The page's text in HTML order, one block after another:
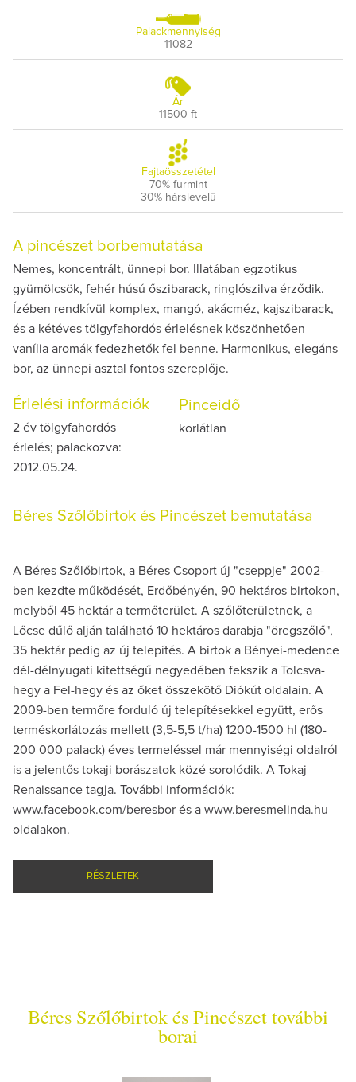
Palackmennyiség
11082
Ár
11500 ft
Fajtaösszetétel
70% furmint
30% hárslevelű
A pincészet borbemutatása
Nemes, koncentrált, ünnepi bor. Illatában egzotikus
gyümölcsök, fehér húsú őszibarack, ringlószilva érződik.
Ízében rendkívül komplex, mangó, akácméz, kajszibarack,
és a kétéves tölgyfahordós érlelésnek köszönhetően
vanília aromák fedezhetők fel benne. Harmonikus, elegáns
bor, az ünnepi asztal fontos szereplője.
Érlelési információk
2 év tölgyfahordós
érlelés; palackozva:
2012.05.24.
Pinceidő
korlátlan
Béres Szőlőbirtok és Pincészet bemutatása
A Béres Szőlőbirtok, a Béres Csoport új "cseppje" 2002-
ben kezdte működését, Erdőbényén, 90 hektáros birtokon,
melyből 45 hektár a termőterület. A szőlőterületnek, a
Lőcse dűlő alján található 10 hektáros darabja "öregszőlő",
35 hektár pedig az új telepítés. A birtok a Bényei-medence
dél-délnyugati kitettségű negyedében fekszik a Tolcsva-
hegy a Fel-hegy és az őket összekötő Diókút oldalain. A
2009-ben termőre forduló új telepítésekkel együtt, erős
terméskorlátozás mellett (3,5-5,5 t/ha) 1200-1500 hl (180-
200 000 palack) éves termeléssel már mennyiségi oldalról
is a jelentős tokaji borászatok közé sorolódik. A Tokaj
Renaissance tagja. További információk:
www.facebook.com/beresbor és a www.beresmelinda.hu
oldalakon.
RÉSZLETEK
Béres Szőlőbirtok és Pincészet további
borai